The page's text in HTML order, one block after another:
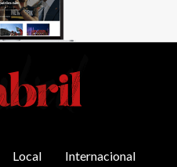
Local
Internacional